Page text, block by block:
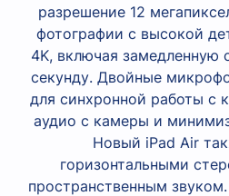
разрешение 12
фотографии с высокой
4K, включая замедленную
секунду. Двойные
для синхронной работы с
аудио с камеры и
Новый iPad Air
горизонтальными
пространственным